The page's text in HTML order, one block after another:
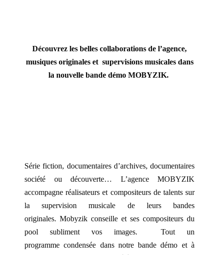
Découvrez les belles collaborations de l’agence,
musiques originales et supervisions musicales dans
la nouvelle bande démo MOBYZIK.
Série fiction, documentaires d’archives, documentaires
société ou découverte… L’agence MOBYZIK
accompagne réalisateurs et compositeurs de talents sur
la supervision musicale de leurs bandes
originales. Mobyzik conseille et ses compositeurs du
pool subliment vos images.
Tout un
programme condensée dans notre bande démo et à